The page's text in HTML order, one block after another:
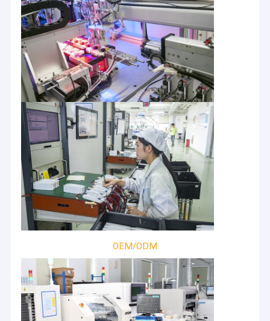
OEM/ODM